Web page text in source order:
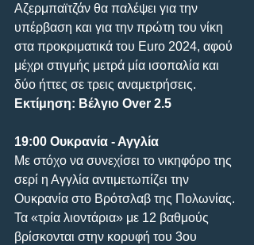
Αζερμπαϊτζάν θα παλέψει για την
υπέρβαση και για την πρώτη του νίκη
στα προκριματικά του Euro 2024, αφού
μέχρι στιγμής μετρά μία ισοπαλία και
δύο ήττες σε τρεις αναμετρήσεις.
Εκτίμηση: Βέλγιο Over 2.5
19:00 Ουκρανία - Αγγλία
Με στόχο να συνεχίσει το νικηφόρο της
σερί η Αγγλία αντιμετωπίζει την
Ουκρανία στο Βρότσλαβ της Πολωνίας.
Τα «τρία λιοντάρια» με 12 βαθμούς
βρίσκονται στην κορυφή του 3ου